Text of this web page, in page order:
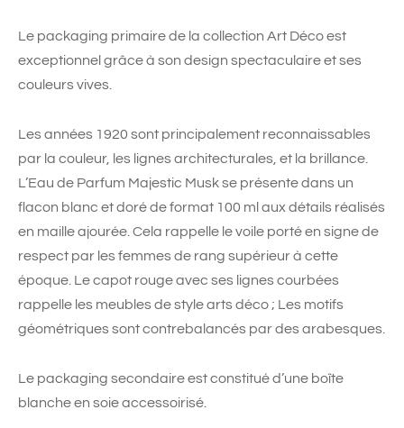
Le packaging primaire de la collection Art Déco est
exceptionnel grâce à son design spectaculaire et ses
couleurs vives.
Les années 1920 sont principalement reconnaissables
par la couleur, les lignes architecturales, et la brillance.
L’Eau de Parfum Majestic Musk se présente dans un
flacon blanc et doré de format 100 ml aux détails réalisés
en maille ajourée. Cela rappelle le voile porté en signe de
respect par les femmes de rang supérieur à cette
époque. Le capot rouge avec ses lignes courbées
rappelle les meubles de style arts déco ; Les motifs
géométriques sont contrebalancés par des arabesques.
Le packaging secondaire est constitué d’une boîte
blanche en soie accessoirisé.